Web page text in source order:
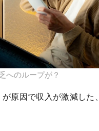
へのループが？
が原因で収入が激減した